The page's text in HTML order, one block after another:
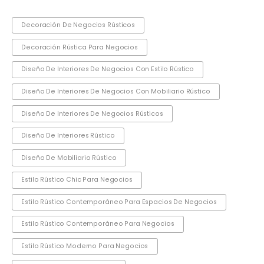
Decoración De Negocios Rústicos
Decoración Rústica Para Negocios
Diseño De Interiores De Negocios Con Estilo Rústico
Diseño De Interiores De Negocios Con Mobiliario Rústico
Diseño De Interiores De Negocios Rústicos
Diseño De Interiores Rústico
Diseño De Mobiliario Rústico
Estilo Rústico Chic Para Negocios
Estilo Rústico Contemporáneo Para Espacios De Negocios
Estilo Rústico Contemporáneo Para Negocios
Estilo Rústico Moderno Para Negocios